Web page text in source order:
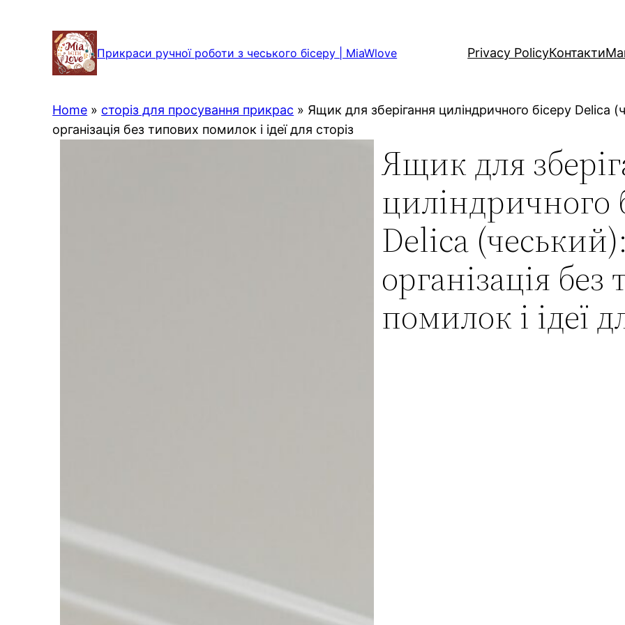
Прикраси ручної роботи з чеського бісеру | MiaWlove Privacy PolicyКонтакти
Home » сторіз для просування прикрас » Ящик для зберігання циліндричного бісеру Delica
організація без типових помилок і ідеї для сторіз
Ящик для
циліндричного
Delica
організація
помилок і ідеї